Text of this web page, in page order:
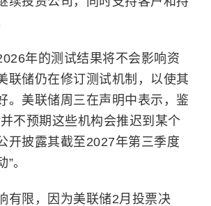
年的测试结果将不会影响资
联储仍在修订测试机制，以使其
。美联储周三在声明中表示，鉴
不预期这些机构会推迟到 某个
开披露其截至2027年第三季度
。
有限，因为美联储2月投票决